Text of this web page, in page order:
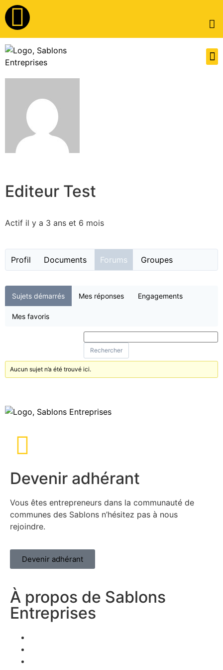
Editeur Test
Actif il y a 3 ans et 6 mois
Profil Documents Forums Groupes
Sujets démarrés Mes réponses Engagements
Mes favoris
Aucun sujet n’a été trouvé ici.
À propos de Sablons
Entreprises
Devenir adhérant
Vous êtes entrepreneurs dans la communauté de
communes des Sablons n’hésitez pas à nous
rejoindre.
Devenir adhérant